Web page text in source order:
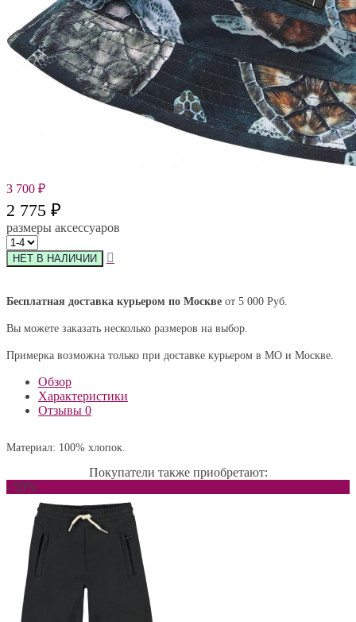
3 700 ₽
2 775 ₽
размеры аксессуаров
Бесплатная доставка курьером по Москве от 5 000 Руб.
Вы можете заказать несколько размеров на выбор.
Примерка возможна только при доставке курьером в МО и Москве.
Обзор
Характеристики
Отзывы 0
Материал: 100% хлопок.
Покупатели также приобретают:
- 50%